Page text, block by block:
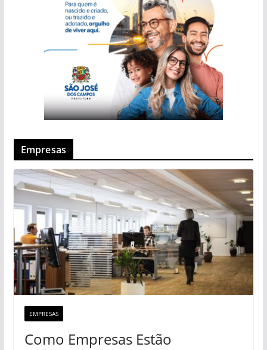
Empresas
EMPRESAS
Como Empresas Estão